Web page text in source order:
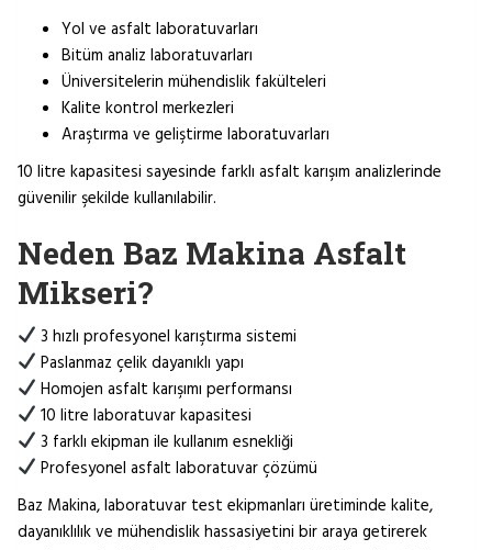
Yol ve asfalt laboratuvarları
Bitüm analiz laboratuvarları
Üniversitelerin mühendislik fakülteleri
Kalite kontrol merkezleri
Araştırma ve geliştirme laboratuvarları
10 litre kapasitesi sayesinde farklı asfalt karışım analizlerinde
güvenilir şekilde kullanılabilir.
Neden Baz Makina Asfalt
Mikseri?
3 hızlı profesyonel karıştırma sistemi
Paslanmaz çelik dayanıklı yapı
Homojen asfalt karışımı performansı
10 litre laboratuvar kapasitesi
3 farklı ekipman ile kullanım esnekliği
Profesyonel asfalt laboratuvar çözümü
Baz Makina, laboratuvar test ekipmanları üretiminde kalite,
dayanıklılık ve mühendislik hassasiyetini bir araya getirerek